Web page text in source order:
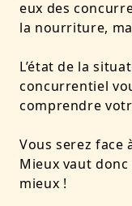
eux des
la nourriture,
L’état de la
concurrentiel
comprendre
Vous serez face
Mieux vaut donc
mieux !